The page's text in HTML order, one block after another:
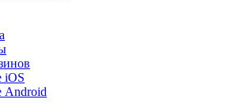
iOS
Android